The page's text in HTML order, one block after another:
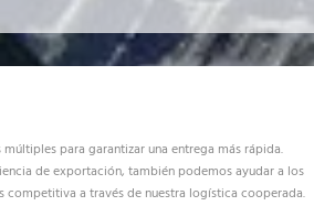
para garantizar una entrega más rápida.
de exportación, también podemos ayudar a los
competitiva a través de nuestra logística cooperada.